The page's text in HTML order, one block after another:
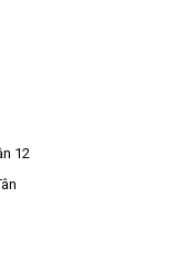
12